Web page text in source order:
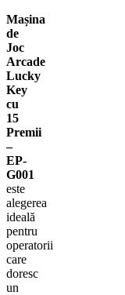
Mașina
de
Joc
Arcade
Lucky
Key
cu
15
Premii
–
EP-
G001
este
alegerea
ideală
pentru
operatorii
care
doresc
un